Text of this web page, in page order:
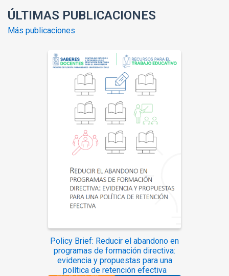
ÚLTIMAS PUBLICACIONES
Más publicaciones
Policy Brief: Reducir el abandono en
programas de formación directiva:
evidencia y propuestas para una
política de retención efectiva